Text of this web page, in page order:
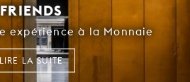
FRIENDS
expérience à la Monnaie
LIRE LA SUITE